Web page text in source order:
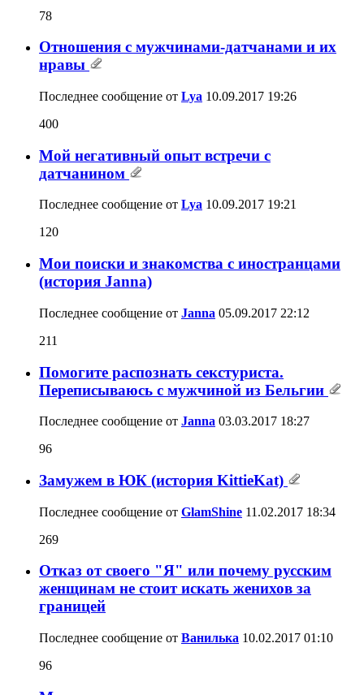
78
Отношения с мужчинами-датчанами и их
нравы
Последнее сообщение от Lya 10.09.2017 19:26
400
Мой негативный опыт встречи с
датчанином
Последнее сообщение от Lya 10.09.2017 19:21
120
Мои поиски и знакомства с иностранцами
(история Janna)
Последнее сообщение от Janna 05.09.2017 22:12
211
Помогите распознать секстуриста.
Переписываюсь с мужчиной из Бельгии
Последнее сообщение от Janna 03.03.2017 18:27
96
Замужем в ЮК (история KittieKat)
Последнее сообщение от GlamShine 11.02.2017 18:34
269
Отказ от своего "Я" или почему русским
женщинам не стоит искать женихов за
границей
Последнее сообщение от Ванилька 10.02.2017 01:10
96